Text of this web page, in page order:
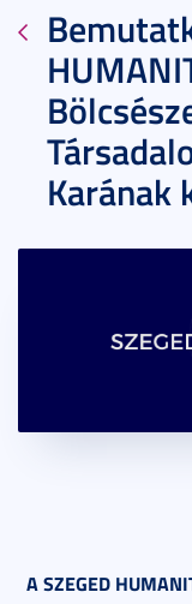
Karának
A SZEGED